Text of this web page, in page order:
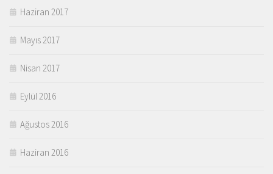
Haziran 2017
Mayıs 2017
Nisan 2017
Eylül 2016
Ağustos 2016
Haziran 2016